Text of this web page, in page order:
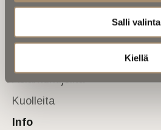
Salli valinta
Kiellä
Kalenterista
Asiantuntijoilta
Kuolleita
Info